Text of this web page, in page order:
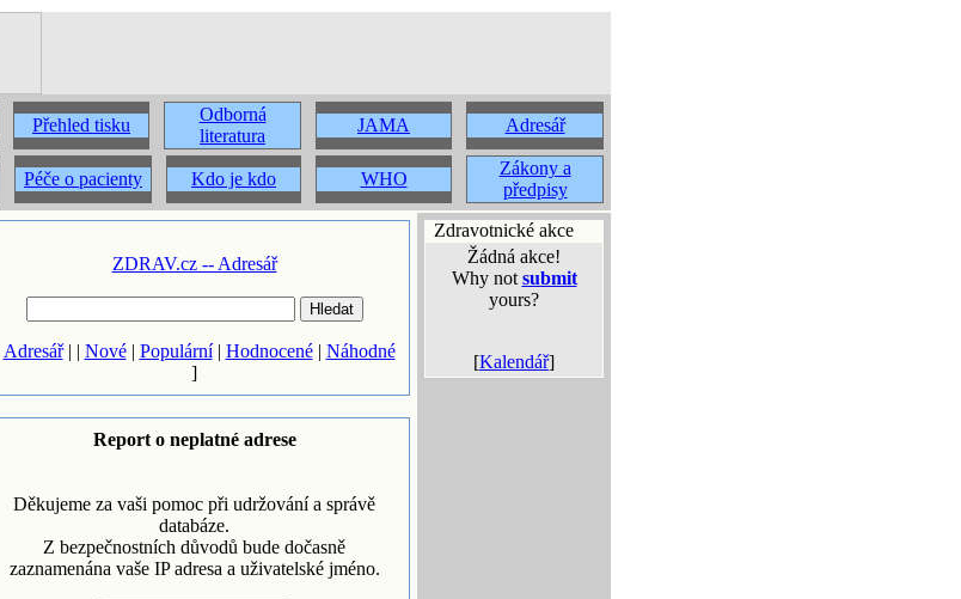
Přehled tisku
Odborná
literatura
JAMA Adresář
Péče o pacienty Kdo je kdo WHO
Zákony a
předpisy
ZDRAV.cz -- Adresář
Adresář| | Nové| Populární| Hodnocené| Náhodné
]
Report o neplatné adrese
Děkujeme za vaši pomoc při udržování a správě
databáze.
Z bezpečnostních důvodů bude dočasně
zaznamenána vaše IP adresa a uživatelské jméno.
Zdravotnické akce
Žádná akce!
Why not submit
yours?
[Kalendář]